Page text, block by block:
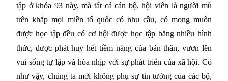
tập ở khóa 93 này, mà tất cả cán bộ, hội viên là người mù
trên khắp mọi miền tổ quốc có nhu cầu, có mong muốn
được học tập đều có cơ hội được học tập bằng nhiều hình
thức, được phát huy hết tiềm năng của bản thân, vươn lên
vui sống tự lập và hòa nhịp với sự phát triển của xã hội. Có
như vậy, chúng ta mới không phụ sự tin tưởng của các bộ,